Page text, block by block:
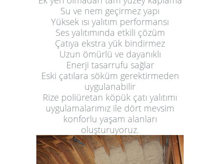
Su ve nem geçirmez yapı
Yüksek ısı yalıtım performansı
Ses yalıtımında etkili çözüm
Çatıya ekstra yük bindirmez
Uzun ömürlü ve dayanıklı
Enerji tasarrufu sağlar
Eski çatılara söküm gerektirmeden
uygulanabilir
Rize poliüretan köpük çatı yalıtımı
uygulamalarımız ile dört mevsim
konforlu yaşam alanları
oluşturuyoruz.